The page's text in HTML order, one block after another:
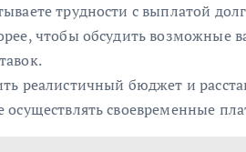
трудности с выплатой
чтобы обсудить возможные
реалистичный бюджет и
своевременные